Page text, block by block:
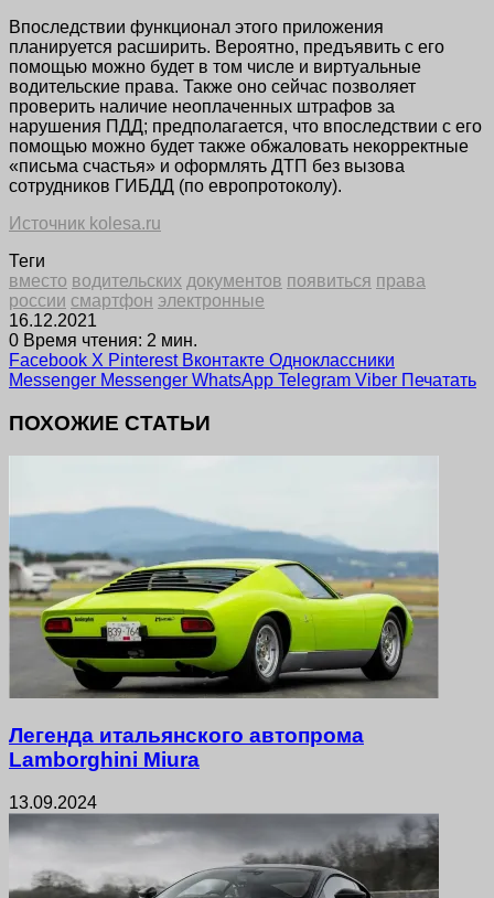
Впоследствии функционал этого приложения
планируется расширить. Вероятно, предъявить с его
помощью можно будет в том числе и виртуальные
водительские права. Также оно сейчас позволяет
проверить наличие неоплаченных штрафов за
нарушения ПДД; предполагается, что впоследствии с его
помощью можно будет также обжаловать некорректные
«письма счастья» и оформлять ДТП без вызова
сотрудников ГИБДД (по европротоколу).
Источник kolesa.ru
Теги
вместо водительских документов появиться права
россии смартфон электронные
16.12.2021
0 Время чтения: 2 мин.
Facebook X Pinterest Вконтакте Одноклассники
Messenger Messenger WhatsApp Telegram Viber Печатать
ПОХОЖИЕ СТАТЬИ
Легенда итальянского автопрома
Lamborghini Miura
13.09.2024